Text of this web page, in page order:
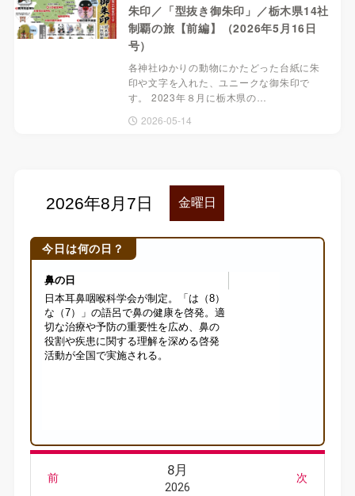
朱印／「型抜き御朱印」／栃木県14社
制覇の旅【前編】（2026年5月16日
号）
各神社ゆかりの動物にかたどった台紙に朱
印や文字を入れた、ユニークな御朱印で
す。 2023年８月に栃木県の…
2026-05-14
今日は何の日？